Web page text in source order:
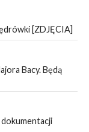
[ZDJĘCIA]
Bacy. Będą